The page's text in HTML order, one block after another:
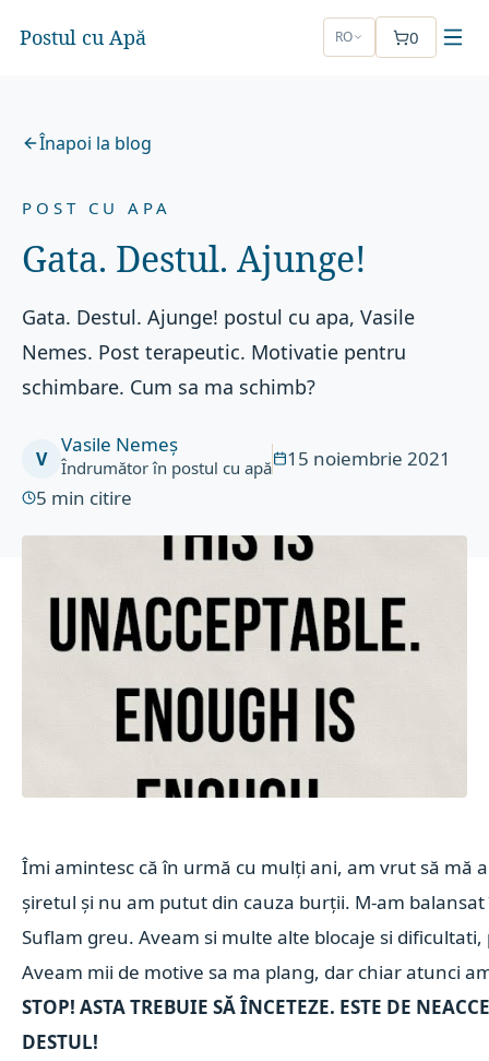
Postul cu Apă RO 0
Înapoi la blog
POST CU APA
Gata. Destul. Ajunge!
Gata. Destul. Ajunge! postul cu apa, Vasile
Nemes. Post terapeutic. Motivatie pentru
schimbare. Cum sa ma schimb?
V
Vasile Nemeș
Îndrumător în postul cu apă
15 noiembrie 2021
5 min citire
Îmi amintesc că în urmă cu mulți ani, am vrut să mă
șiretul și nu am putut din cauza burții. M-am
Suflam greu. Aveam si multe alte blocaje si
Aveam mii de motive sa ma plang, dar chiar atunci
STOP! ASTA TREBUIE SĂ ÎNCETEZE. ESTE DE
DESTUL!